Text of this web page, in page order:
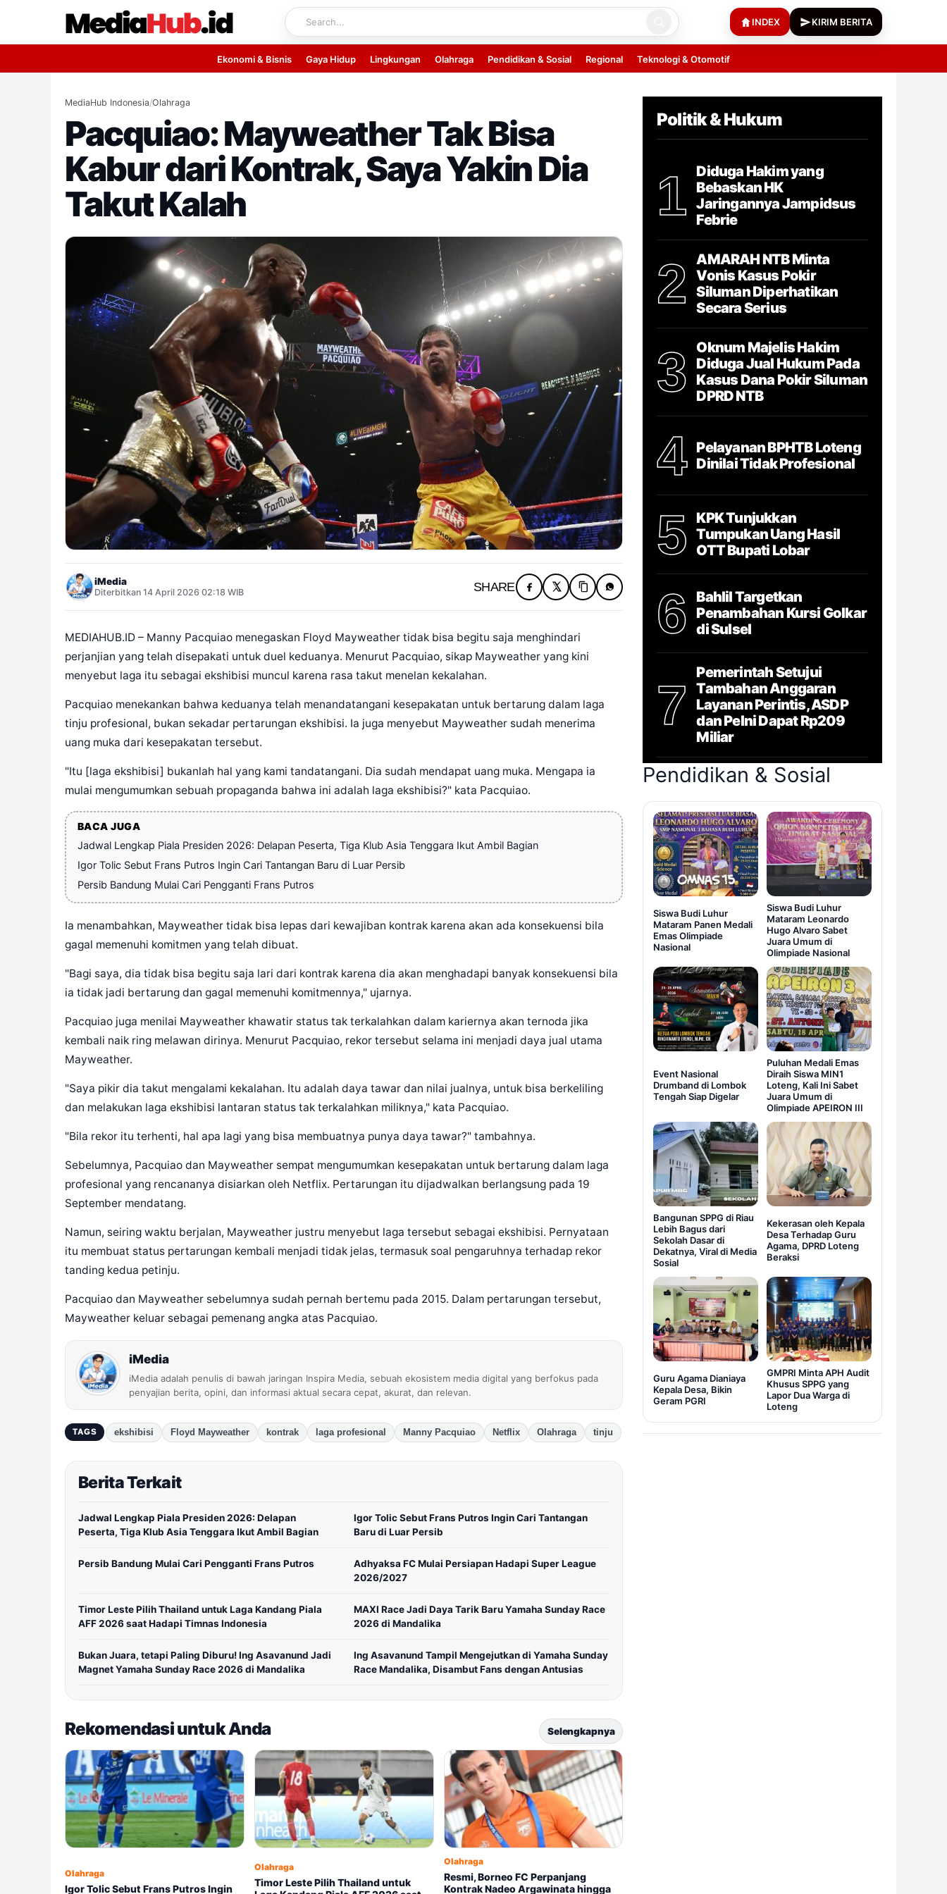
content
INDEX KIRIM BERITA
Ekonomi & Bisnis Gaya Hidup Lingkungan Olahraga Pendidikan & Sosial Regional Teknologi & Otomotif
MediaHub Indonesia/Olahraga
Pacquiao: Mayweather Tak Bisa
Kabur dari Kontrak, Saya Yakin Dia
Takut Kalah
iMedia
Diterbitkan 14 April 2026 02:18 WIB SHARE
MEDIAHUB.ID – Manny Pacquiao menegaskan Floyd Mayweather tidak bisa begitu saja menghindari
perjanjian yang telah disepakati untuk duel keduanya. Menurut Pacquiao, sikap Mayweather yang kini
menyebut laga itu sebagai ekshibisi muncul karena rasa takut menelan kekalahan.
Pacquiao menekankan bahwa keduanya telah menandatangani kesepakatan untuk bertarung dalam laga
tinju profesional, bukan sekadar pertarungan ekshibisi. Ia juga menyebut Mayweather sudah menerima
uang muka dari kesepakatan tersebut.
"Itu [laga ekshibisi] bukanlah hal yang kami tandatangani. Dia sudah mendapat uang muka. Mengapa ia
mulai mengumumkan sebuah propaganda bahwa ini adalah laga ekshibisi?" kata Pacquiao.
BACA JUGA
Jadwal Lengkap Piala Presiden 2026: Delapan Peserta, Tiga Klub Asia Tenggara Ikut Ambil Bagian
Igor Tolic Sebut Frans Putros Ingin Cari Tantangan Baru di Luar Persib
Persib Bandung Mulai Cari Pengganti Frans Putros
Ia menambahkan, Mayweather tidak bisa lepas dari kewajiban kontrak karena akan ada konsekuensi bila
gagal memenuhi komitmen yang telah dibuat.
"Bagi saya, dia tidak bisa begitu saja lari dari kontrak karena dia akan menghadapi banyak konsekuensi bila
ia tidak jadi bertarung dan gagal memenuhi komitmennya," ujarnya.
Pacquiao juga menilai Mayweather khawatir status tak terkalahkan dalam kariernya akan ternoda jika
kembali naik ring melawan dirinya. Menurut Pacquiao, rekor tersebut selama ini menjadi daya jual utama
Mayweather.
"Saya pikir dia takut mengalami kekalahan. Itu adalah daya tawar dan nilai jualnya, untuk bisa berkeliling
dan melakukan laga ekshibisi lantaran status tak terkalahkan miliknya," kata Pacquiao.
"Bila rekor itu terhenti, hal apa lagi yang bisa membuatnya punya daya tawar?" tambahnya.
Sebelumnya, Pacquiao dan Mayweather sempat mengumumkan kesepakatan untuk bertarung dalam laga
profesional yang rencananya disiarkan oleh Netflix. Pertarungan itu dijadwalkan berlangsung pada 19
September mendatang.
Namun, seiring waktu berjalan, Mayweather justru menyebut laga tersebut sebagai ekshibisi. Pernyataan
itu membuat status pertarungan kembali menjadi tidak jelas, termasuk soal pengaruhnya terhadap rekor
tanding kedua petinju.
Pacquiao dan Mayweather sebelumnya sudah pernah bertemu pada 2015. Dalam pertarungan tersebut,
Mayweather keluar sebagai pemenang angka atas Pacquiao.
iMedia
iMedia adalah penulis di bawah jaringan Inspira Media, sebuah ekosistem media digital yang berfokus pada
penyajian berita, opini, dan informasi aktual secara cepat, akurat, dan relevan.
TAGS ekshibisi Floyd Mayweather kontrak laga profesional Manny Pacquiao Netflix Olahraga tinju
Berita Terkait
Jadwal Lengkap Piala Presiden 2026: Delapan
Peserta, Tiga Klub Asia Tenggara Ikut Ambil Bagian
Igor Tolic Sebut Frans Putros Ingin Cari Tantangan
Baru di Luar Persib
Persib Bandung Mulai Cari Pengganti Frans Putros
Adhyaksa FC Mulai Persiapan Hadapi Super League
2026/2027
Timor Leste Pilih Thailand untuk Laga Kandang Piala
AFF 2026 saat Hadapi Timnas Indonesia
MAXI Race Jadi Daya Tarik Baru Yamaha Sunday Race
2026 di Mandalika
Bukan Juara, tetapi Paling Diburu! Ing Asavanund Jadi
Magnet Yamaha Sunday Race 2026 di Mandalika
Ing Asavanund Tampil Mengejutkan di Yamaha Sunday
Race Mandalika, Disambut Fans dengan Antusias
Rekomendasi untuk Anda Selengkapnya
Olahraga
Igor Tolic Sebut Frans Putros Ingin
Olahraga
Timor Leste Pilih Thailand untuk
Olahraga
Resmi, Borneo FC Perpanjang
Kontrak Nadeo Argawinata hingga
Politik & Hukum
1
Diduga Hakim yang
Bebaskan HK
Jaringannya Jampidsus
Febrie
2
AMARAH NTB Minta
Vonis Kasus Pokir
Siluman Diperhatikan
Secara Serius
3
Oknum Majelis Hakim
Diduga Jual Hukum Pada
Kasus Dana Pokir Siluman
DPRD NTB
4
Pelayanan BPHTB Loteng
Dinilai Tidak Profesional
5
KPK Tunjukkan
Tumpukan Uang Hasil
OTT Bupati Lobar
6
Bahlil Targetkan
Penambahan Kursi Golkar
di Sulsel
7
Pemerintah Setujui
Tambahan Anggaran
Layanan Perintis, ASDP
dan Pelni Dapat Rp209
Miliar
Pendidikan & Sosial
Siswa Budi Luhur
Mataram Panen Medali
Emas Olimpiade
Nasional
Siswa Budi Luhur
Mataram Leonardo
Hugo Alvaro Sabet
Juara Umum di
Olimpiade Nasional
Event Nasional
Drumband di Lombok
Tengah Siap Digelar
Puluhan Medali Emas
Diraih Siswa MIN1
Loteng, Kali Ini Sabet
Juara Umum di
Olimpiade APEIRON III
Bangunan SPPG di Riau
Lebih Bagus dari
Sekolah Dasar di
Dekatnya, Viral di Media
Sosial
Kekerasan oleh Kepala
Desa Terhadap Guru
Agama, DPRD Loteng
Beraksi
Guru Agama Dianiaya
Kepala Desa, Bikin
Geram PGRI
GMPRI Minta APH Audit
Khusus SPPG yang
Lapor Dua Warga di
Loteng